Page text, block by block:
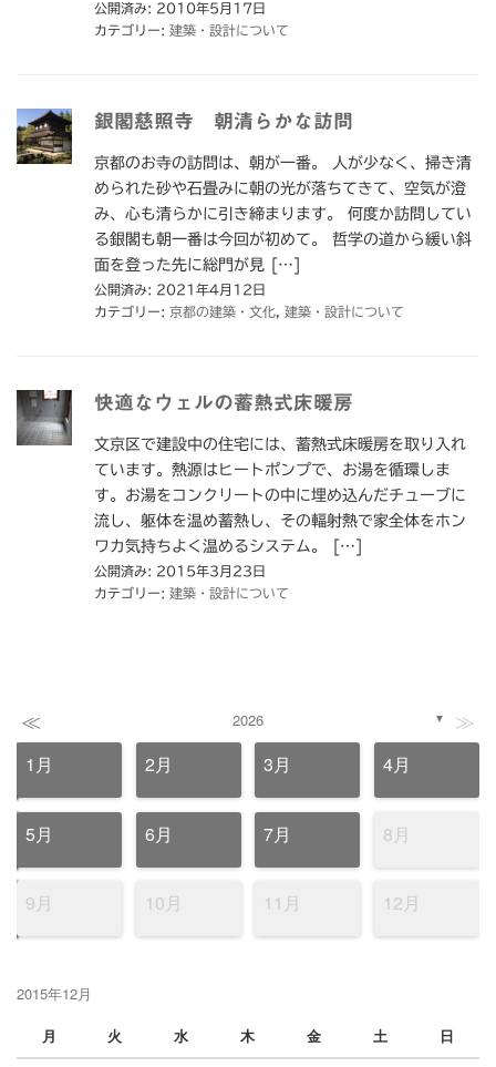
公開済み: 2010年5月17日
カテゴリー: 建築・設計について
銀閣慈照寺 朝清らかな訪問
京都のお寺の訪問は、朝が一番。 人が少なく、掃き清
められた砂や石畳みに朝の光が落ちてきて、空気が澄
み、心も清らかに引き締まります。 何度か訪問してい
る銀閣も朝一番は今回が初めて。 哲学の道から緩い斜
面を登った先に総門が見 […]
公開済み: 2021年4月12日
カテゴリー: 京都の建築・文化 建築・設計について
快適なウェルの蓄熱式床暖房
文京区で建設中の住宅には、蓄熱式床暖房を取り入れ
ています。熱源はヒートポンプで、お湯を循環しま
す。お湯をコンクリートの中に埋め込んだチューブに
流し、躯体を温め蓄熱し、その輻射熱で家全体をホン
ワカ気持ちよく温めるシステム。 […]
公開済み: 2015年3月23日
カテゴリー: 建築・設計について
≪ 2026 ▼ ≫
1月 2月 3月 4月
5月 6月 7月 8月
9月 10月 11月 12月
2015年12月
月
火 水 木 金 土 日